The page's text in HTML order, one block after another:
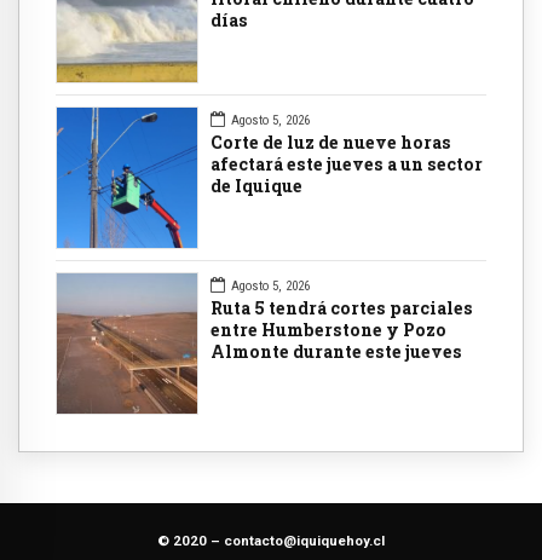
días
Agosto 5, 2026
Corte de luz de nueve horas
afectará este jueves a un sector
de Iquique
Agosto 5, 2026
Ruta 5 tendrá cortes parciales
entre Humberstone y Pozo
Almonte durante este jueves
© 2020 – contacto@iquiquehoy.cl